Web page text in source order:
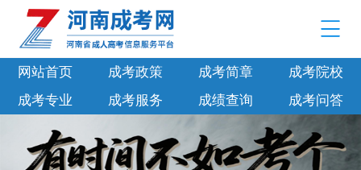
网站首页 成考政策 成考简章
成考院校
成考专业
成考服务 成绩查询 成考问答